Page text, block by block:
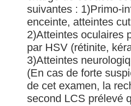
suivantes : 1)Primo-
enceinte, atteintes
2)Atteintes oculaires
par HSV (rétinite,
3)Atteintes
(En cas de forte
de cet examen, la
second LCS prélevé